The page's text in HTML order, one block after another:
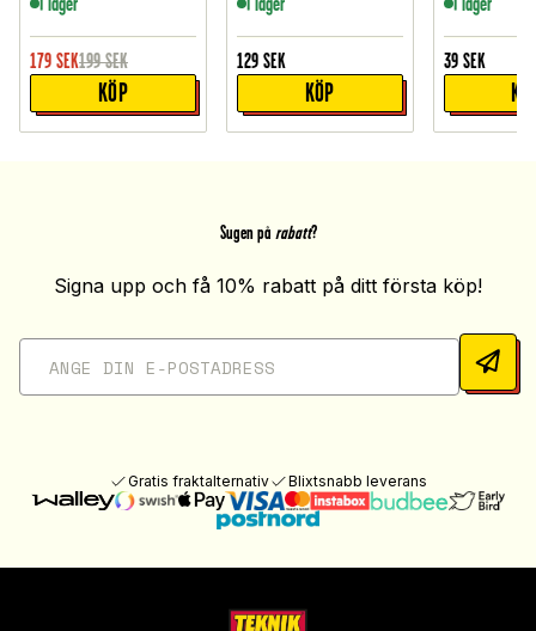
179 SEK199 SEK
KÖP
129 SEK
KÖP
39 SEK
Sugen på rabatt?
Signa upp och få 10% rabatt på ditt första köp!
Gratis fraktalternativ Blixtsnabb leverans